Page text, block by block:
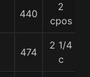
440
2
cpos
474
2 1/4
c